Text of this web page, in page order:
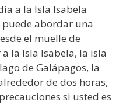
a la Isla Isabela
abordar una
el muelle de
la Isla Isabela, la isla
de Galápagos, la
de dos horas,
si usted es